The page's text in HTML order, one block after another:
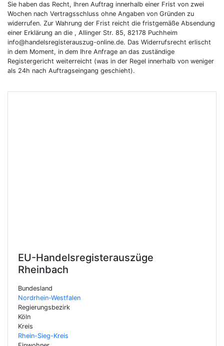
EU-Handelsregisterauszüge
Rheinbach
Bundesland
Nordrhein-Westfalen
Regierungsbezirk
Köln
Kreis
Rhein-Sieg-Kreis
Sie haben das Recht, Ihren Auftrag innerhalb einer Frist von zwei
Wochen nach Vertragsschluss ohne Angaben von Gründen zu
widerrufen. Zur Wahrung der Frist reicht die fristgemäße Absendung
einer Erklärung an die , Allinger Str. 85, 82178 Puchheim
info@handelsregisterauszug-online.de. Das Widerrufsrecht erlischt
in dem Moment, in dem Ihre Anfrage an das zuständige
Registergericht weiterreicht (was in der Regel innerhalb von weniger
als 24h nach Auftragseingang geschieht).